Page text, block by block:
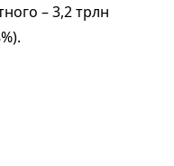
– 3,2 трлн